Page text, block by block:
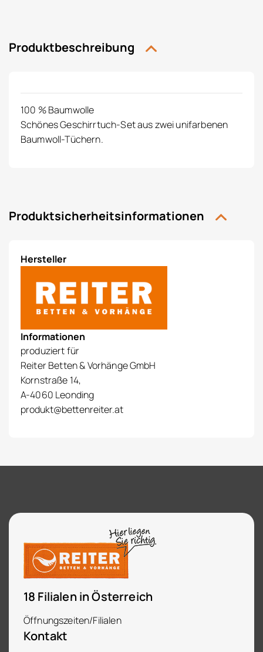
Produktbeschreibung
100 % Baumwolle
Schönes Geschirrtuch-Set aus zwei unifarbenen
Baumwoll-Tüchern.
Produktsicherheitsinformationen
Hersteller
Informationen
produziert für
Reiter Betten & Vorhänge GmbH
Kornstraße 14,
A-4060 Leonding
produkt@bettenreiter.at
18 Filialen in Österreich
Öffnungszeiten/Filialen
Kontakt